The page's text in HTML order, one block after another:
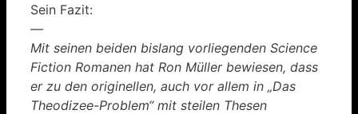
Sein Fazit:
—
Mit seinen beiden bislang vorliegenden Science
Fiction Romanen hat Ron Müller bewiesen, dass
er zu den originellen, auch vor allem in „Das
Theodizee-Problem“ mit steilen Thesen